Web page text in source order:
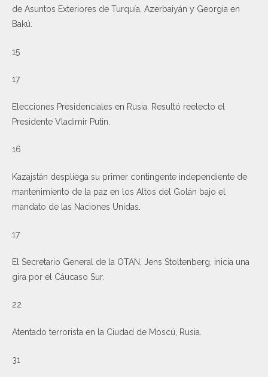
de Asuntos Exteriores de Turquía, Azerbaiyán y Georgia en
Bakú.
15
17
Elecciones Presidenciales en Rusia. Resultó reelecto el
Presidente Vladimir Putin.
16
Kazajstán despliega su primer contingente independiente de
mantenimiento de la paz en los Altos del Golán bajo el
mandato de las Naciones Unidas.
17
El Secretario General de la OTAN, Jens Stoltenberg, inicia una
gira por el Cáucaso Sur.
22
Atentado terrorista en la Ciudad de Moscú, Rusia.
31